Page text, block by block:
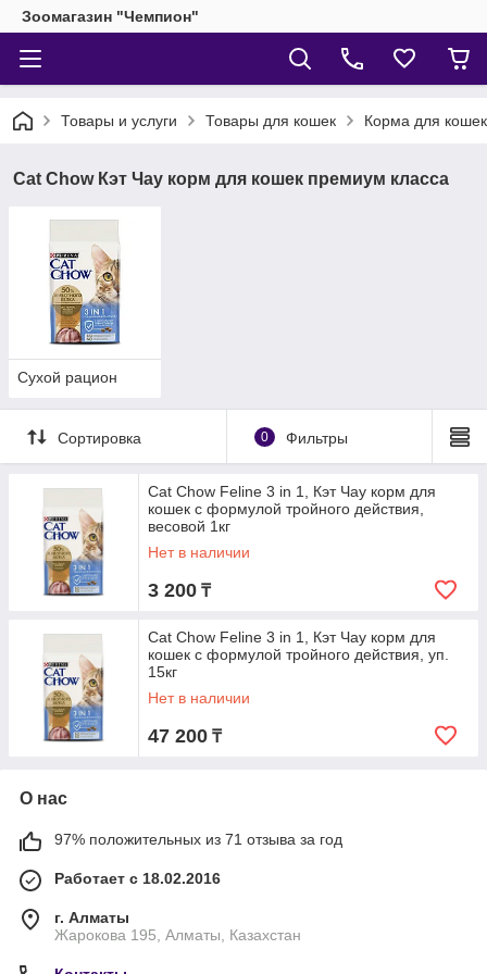
Зоомагазин "Чемпион"
Товары и услуги Товары для кошек Корма для кошек
Cat Chow Кэт Чау корм для кошек премиум класса
Сухой рацион
Сортировка 0 Фильтры
Cat Chow Feline 3 in 1, Кэт Чау корм для
кошек с формулой тройного действия,
весовой 1кг
Нет в наличии
3 200 ₸
Cat Chow Feline 3 in 1, Кэт Чау корм для
кошек с формулой тройного действия, уп.
15кг
Нет в наличии
47 200 ₸
О нас
97% положительных из 71 отзыва за год
Работает с 18.02.2016
г. Алматы
Жарокова 195, Алматы, Казахстан